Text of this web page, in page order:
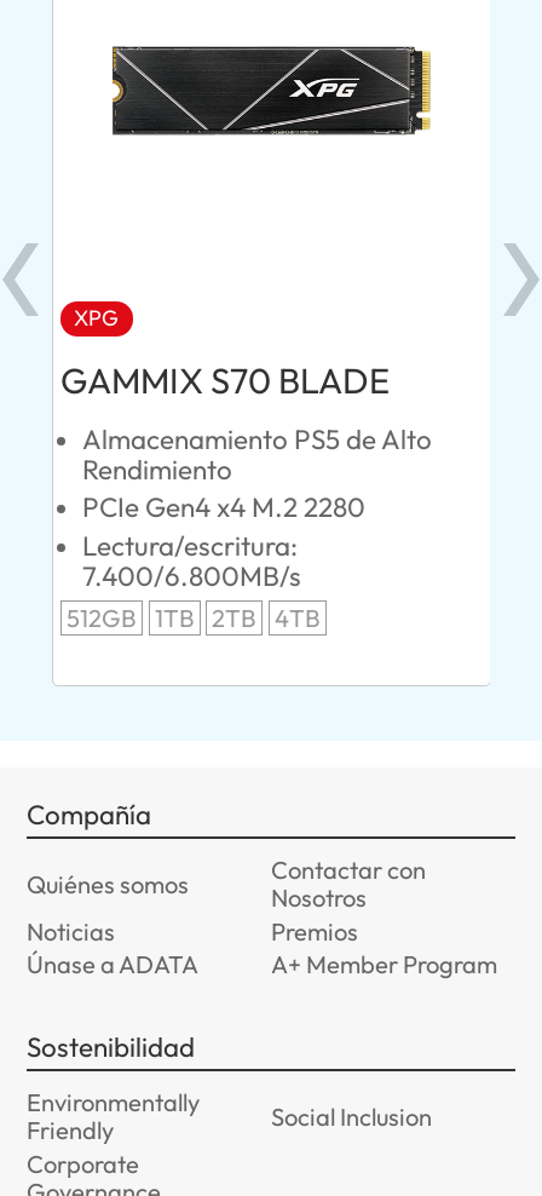
XPG
GAMMIX S70 BLADE
Almacenamiento PS5 de Alto
Rendimiento
PCIe Gen4 x4 M.2 2280
Lectura/escritura:
7.400/6.800MB/s
512GB 1TB 2TB 4TB
Compañía
Quiénes somos
Contactar con
Nosotros
Noticias
Premios
Únase a ADATA
A+ Member Program
Sostenibilidad
Environmentally
Friendly
Social Inclusion
Corporate